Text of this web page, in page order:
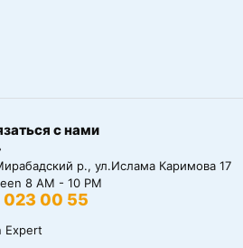
с нами
р., ул.Ислама Каримова 17
8 AM - 10 PM
00 55
Expert